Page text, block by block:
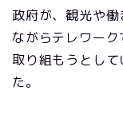
政府が、観光や
ながらテレワー
取り組もうとし
た。